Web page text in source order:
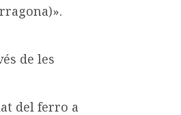
de les
del ferro a